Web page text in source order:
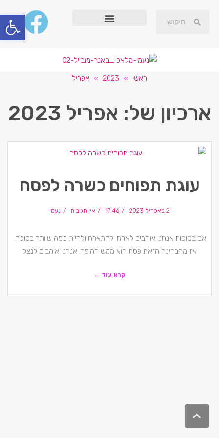
פתח
ראשי »
2023
» אפריל
ארכיון של: אפריל 2023
עוגת תפוחים כשרה לפסח
2 באפריל 2023 17:46 אין תגובות נעמי
אם בסוכות אנחנו אוהבים לארח ולהתארח ולהיות כמה שיותר בסוכה,
אז מהבחינה הזאת פסח הוא ממש ההיפך. אנחנו אוהבים לנצל
קרא עוד ←
גלילה
לראש